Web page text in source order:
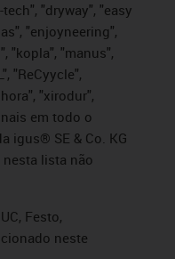
"dryway", "easy
"enjoyneering",
"kopla", "manus",
"ReCyycle",
"xirodur",
em todo o
igus® SE & Co. KG
lista não
Festo,
neste